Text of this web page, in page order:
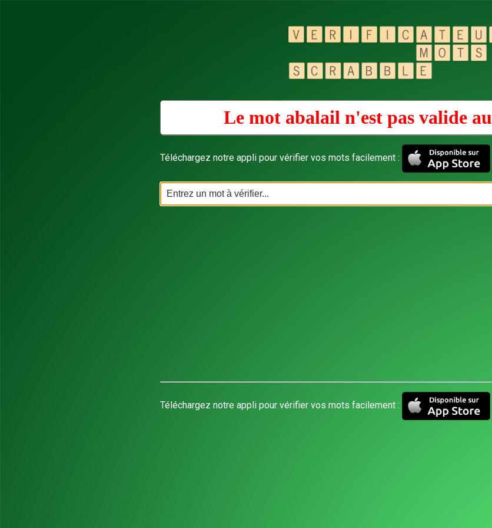
Le mot abalail n'est pas valide au
Téléchargez notre appli pour vérifier vos mots facilement :
Téléchargez notre appli pour vérifier vos mots facilement :